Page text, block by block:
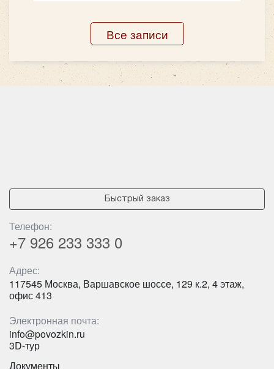
Все записи
Быстрый заказ
Телефон:
+7 926 233 333 0
Адрес:
117545 Москва, Варшавское шоссе, 129 к.2, 4 этаж,
офис 413
Электронная почта:
info@povozkin.ru
3D-тур
Документы